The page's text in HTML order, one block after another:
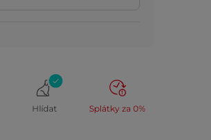
Hlídat Splátky za 0%